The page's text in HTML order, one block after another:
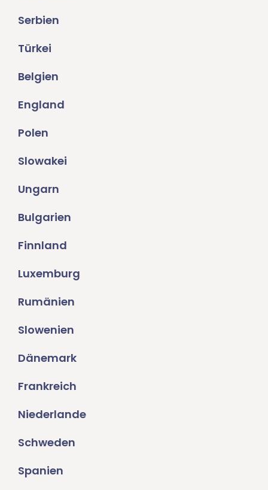
Serbien
Türkei
Belgien
England
Polen
Slowakei
Ungarn
Bulgarien
Finnland
Luxemburg
Rumänien
Slowenien
Dänemark
Frankreich
Niederlande
Schweden
Spanien